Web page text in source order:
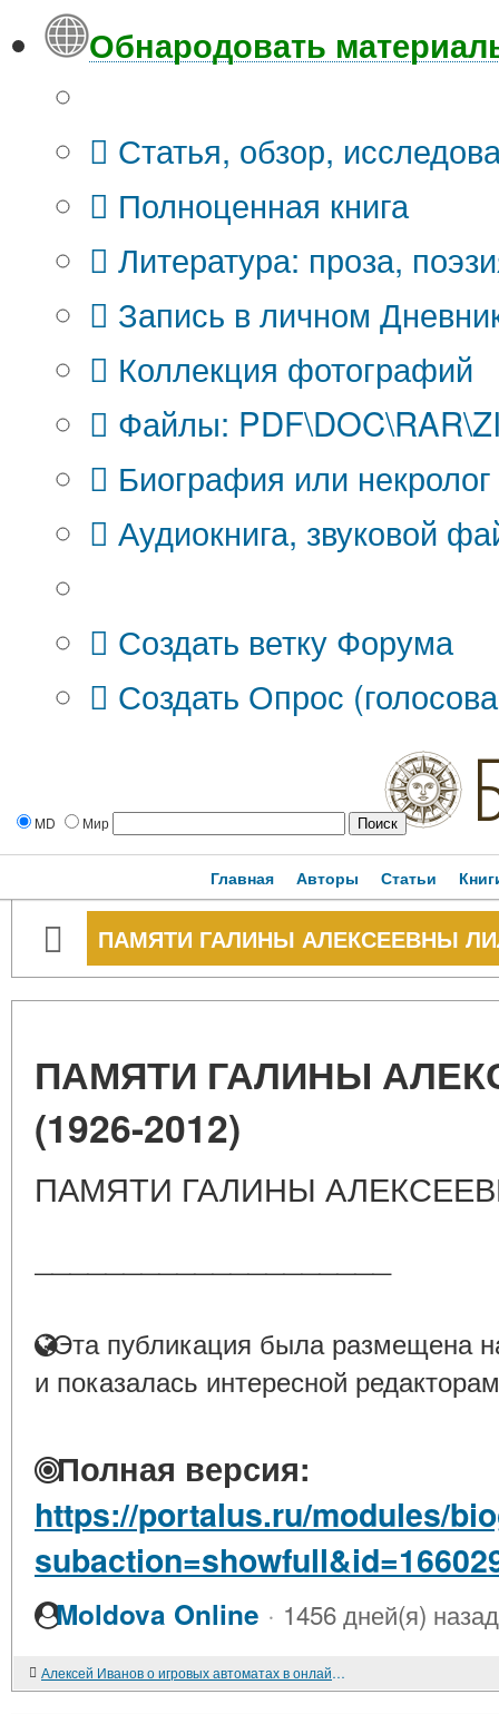
Обнародовать
Статья, обзор,
Полноценная книга
Литература: проза,
Запись в личном
Коллекция фотографий
Файлы:
Биография или некролог
Аудиокнига, звуковой
Создать ветку Форума
Создать Опрос
MD Мир
Главная Авторы Статьи
ПАМЯТИ ГАЛИНЫ АЛЕКСЕЕВНЫ
ПАМЯТИ ГАЛИНЫ
(1926-2012)
ПАМЯТИ ГАЛИНЫ
Эта публикация была размещена
и показалась интересной
Полная версия:
https://portalus.ru/modules/
Moldova Online · 1456 дней(я) назад
Алексей Иванов о игровых автоматах в онлайн казино Беларуси